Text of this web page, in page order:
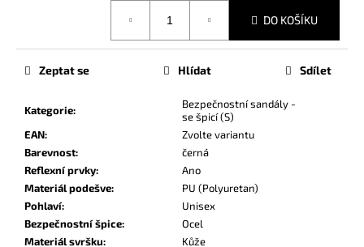
DO KOŠÍKU
Kategorie:
Bezpečnostní sandály -
se špicí (S)
EAN:
Zvolte variantu
Barevnost:
černá
Reflexní prvky:
Ano
Materiál podešve:
PU (Polyuretan)
Pohlaví:
Unisex
Bezpečnostní špice:
Ocel
Materiál svršku:
Kůže
Zeptat se Hlídat Sdílet
e
m